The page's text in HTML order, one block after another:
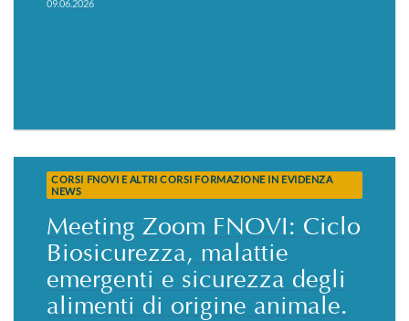
09.06.2026
CORSI FNOVI E ALTRI CORSI FORMAZIONE IN EVIDENZA
NEWS
Meeting Zoom FNOVI: Ciclo
Biosicurezza, malattie
emergenti e sicurezza degli
alimenti di origine animale.